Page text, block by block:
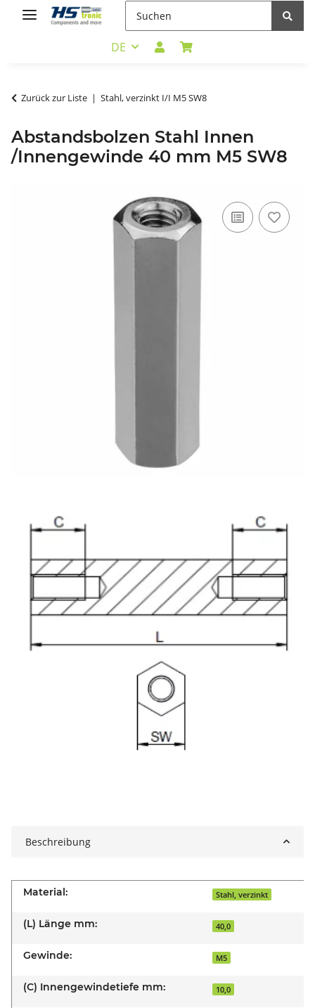
DE
Zurück zur Liste Stahl, verzinkt I/I M5 SW8
Abstandsbolzen Stahl Innen
/Innengewinde 40 mm M5 SW8
Beschreibung
Material: Stahl, verzinkt
(L) Länge mm: 40,0
Gewinde: M5
(C) Innengewindetiefe mm: 10,0